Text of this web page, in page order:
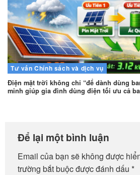
Tư vấn Chính sách và dịch vụ
Điện mặt trời không chỉ “để dành dùng
minh giúp gia đình dùng điện tối ưu cả
Để lại một bình luận
Email của bạn sẽ không được
trường bắt buộc được đánh dấu *